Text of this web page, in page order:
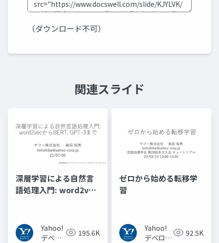
（ダウンロード不可）
関連スライド
深層学習による自然言
語処理入門: word2vec
Yahoo!
デベロ
195.6K
ゼロから始める転移学
習
Yahoo!
デベロッ
92.5K